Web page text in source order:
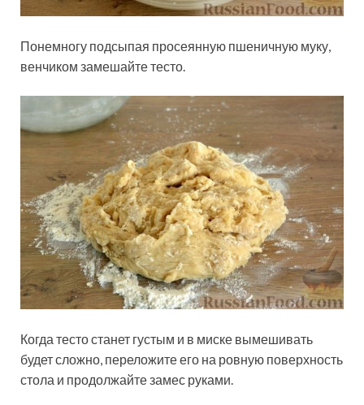
Понемногу подсыпая просеянную пшеничную муку,
венчиком замешайте тесто.
Когда тесто станет густым и в миске вымешивать
будет сложно, переложите его на ровную поверхность
стола и продолжайте замес руками.